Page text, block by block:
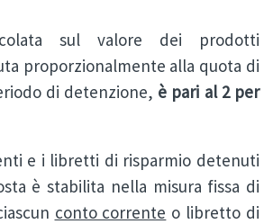
sul valore dei prodotti
proporzionalmente alla quota di
di detenzione, è pari al 2 per
e i libretti di risparmio detenuti
è stabilita nella misura fissa di
conto corrente o libretto di